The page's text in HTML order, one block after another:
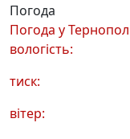
Погода
Погода у
вологість:
тиск:
вітер: